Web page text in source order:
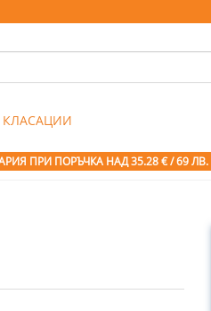
КЛАСАЦИИ
ПРИ ПОРЪЧКА НАД 35.28 € / 69 ЛВ.